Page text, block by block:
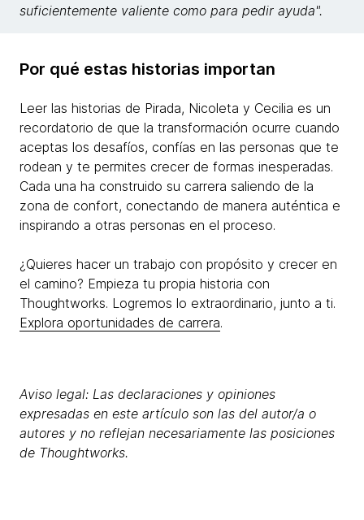
suficientemente valiente como para pedir ayuda".
Por qué estas historias importan
Leer las historias de Pirada, Nicoleta y Cecilia es un
recordatorio de que la transformación ocurre cuando
aceptas los desafíos, confías en las personas que te
rodean y te permites crecer de formas inesperadas.
Cada una ha construido su carrera saliendo de la
zona de confort, conectando de manera auténtica e
inspirando a otras personas en el proceso.
¿Quieres hacer un trabajo con propósito y crecer en
el camino? Empieza tu propia historia con
Thoughtworks. Logremos lo extraordinario, junto a ti.
Explora oportunidades de carrera.
Aviso legal: Las declaraciones y opiniones
expresadas en este artículo son las del autor/a o
autores y no reflejan necesariamente las posiciones
de Thoughtworks.